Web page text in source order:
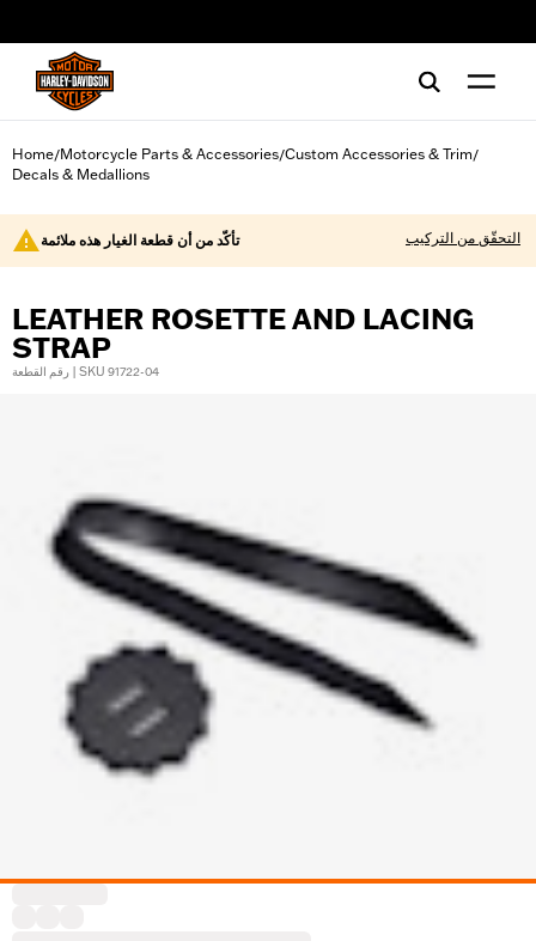
Home/Motorcycle Parts & Accessories/Custom Accessories & Trim/
Decals & Medallions
تأكّد من أن قطعة الغيار هذه ملائمة التحقّق من التركيب
LEATHER ROSETTE AND LACING
STRAP
رقم القطعة | SKU 91722-04